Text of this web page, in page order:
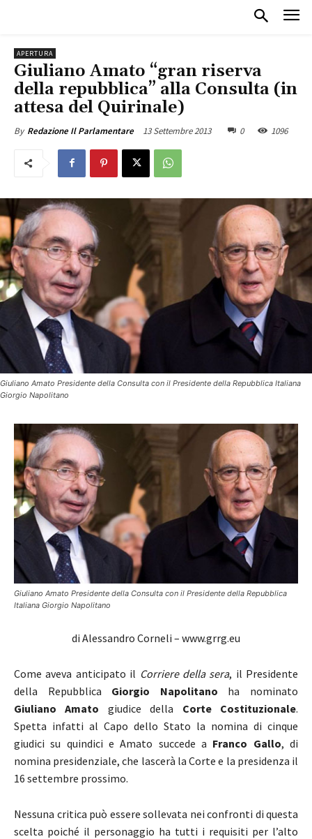
APERTURA
Giuliano Amato “gran riserva
della repubblica” alla Consulta (in
attesa del Quirinale)
By Redazione Il Parlamentare 13 Settembre 2013 0 1096
Giuliano Amato Presidente della Consulta con il Presidente della Repubblica Italiana
Giorgio Napolitano
Giuliano Amato Presidente della Consulta con il Presidente della Repubblica
Italiana Giorgio Napolitano
di Alessandro Corneli – www.grrg.eu
Come aveva anticipato il Corriere della sera, il Presidente
della Repubblica Giorgio Napolitano ha nominato
Giuliano Amato giudice della Corte Costituzionale.
Spetta infatti al Capo dello Stato la nomina di cinque
giudici su quindici e Amato succede a Franco Gallo, di
nomina presidenziale, che lascerà la Corte e la presidenza il
16 settembre prossimo.
Nessuna critica può essere sollevata nei confronti di questa
scelta poiché il personaggio ha tutti i requisiti per l’alto